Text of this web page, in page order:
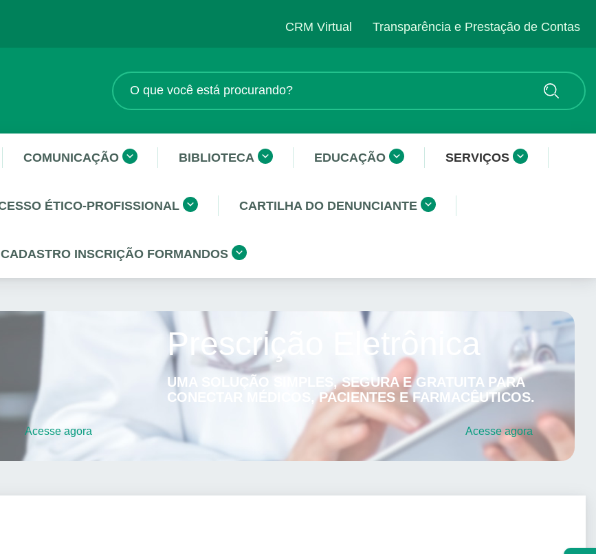
CRM Virtual Transparência e Prestação de Contas
COMUNICAÇÃO BIBLIOTECA EDUCAÇÃO SERVIÇOS
ÉTICO-PROFISSIONAL CARTILHA DO DENUNCIANTE
CADASTRO INSCRIÇÃO FORMANDOS
Acesse agora
Prescrição Eletrônica
UMA SOLUÇÃO SIMPLES, SEGURA E GRATUITA PARA
CONECTAR MÉDICOS, PACIENTES E FARMACÊUTICOS.
Acesseagora